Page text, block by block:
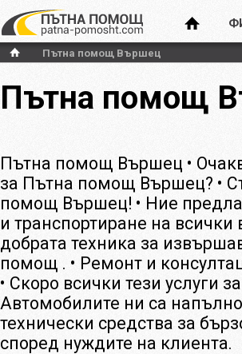
Пътна помощ Вършец
Пътна помощ
Пътна помощ Вършец •
за Пътна помощ Вършец? •
помощ Вършец! • Ние
и транспортиране на
добрата техника за
помощ . • Ремонт и
• Скоро всички тези услуги
Автомобилите ни са
технически средства за
според нуждите на клиента.